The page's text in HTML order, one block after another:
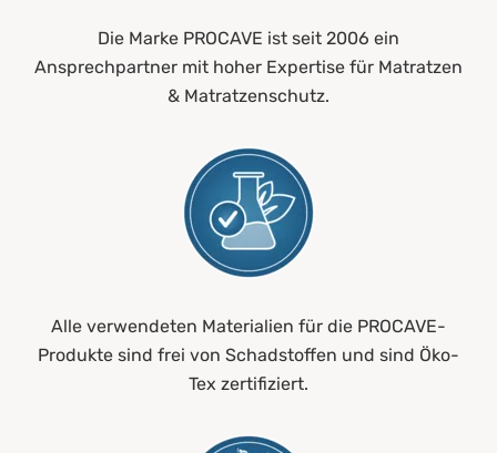
Die Marke PROCAVE ist seit 2006 ein
Ansprechpartner mit hoher Expertise für Matratzen
& Matratzenschutz.
Alle verwendeten Materialien für die PROCAVE-
Produkte sind frei von Schadstoffen und sind Öko-
Tex zertifiziert.